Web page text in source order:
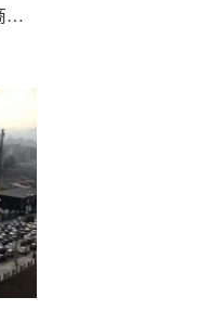
发力碳纤维.,<支>撑低空经济与商业航天